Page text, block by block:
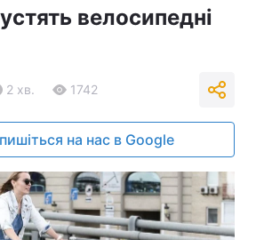
велосипедні
2 хв. 1742
на нас в Google